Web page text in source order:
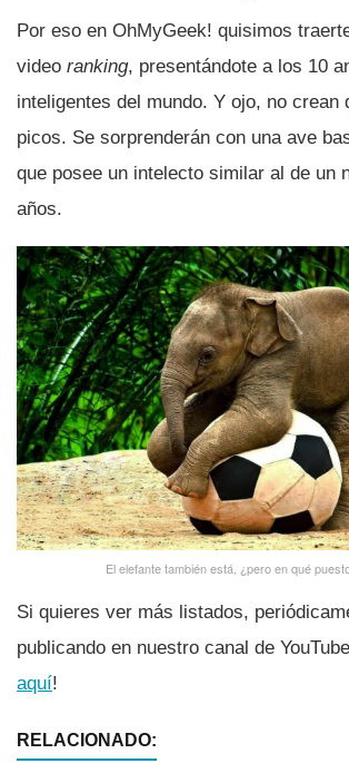
Por eso en OhMyGeek! quisimos
video ranking, presentándote a los 10
inteligentes del mundo. Y ojo, no
picos. Se sorprenderán con una ave
que posee un intelecto similar al de un
años.
El elefante también está, ¿pero en qué
Si quieres ver más listados,
publicando en nuestro canal de
aquí­!
RELACIONADO: